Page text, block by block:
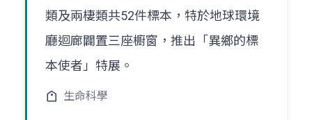
類及兩棲類共52件標本，特於地球環境
廳迴廊闢置三座櫥窗，推出「異鄉的標
本使者」特展。
生命科學